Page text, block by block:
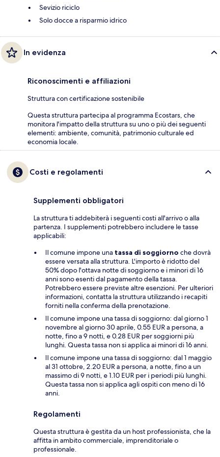
Sevizio riciclo
Solo docce a risparmio idrico
In evidenza
Riconoscimenti e affiliazioni
Struttura con certificazione sostenibile
Questa struttura partecipa al programma Ecostars, che
monitora l'impatto della struttura su uno o più dei seguenti
elementi: ambiente, comunità, patrimonio culturale ed
economia locale.
Costi e regolamenti
Supplementi obbligatori
La struttura ti addebiterà i seguenti costi all'arrivo o alla
partenza. I supplementi potrebbero includere le tasse
applicabili:
Il comune impone una tassa di soggiorno che dovrà
essere versata alla struttura. L'importo è ridotto del
50% dopo l'ottava notte di soggiorno e i minori di 16
anni sono esenti dal pagamento della tassa.
Potrebbero essere previste altre esenzioni. Per ulteriori
informazioni, contatta la struttura utilizzando i recapiti
forniti nella conferma della prenotazione.
Il comune impone una tassa di soggiorno: dal giorno 1
novembre al giorno 30 aprile, 0.55 EUR a persona, a
notte, fino a 9 notti, e 0.28 EUR per soggiorni più
lunghi. Questa tassa non si applica ai minori di 16 anni.
Il comune impone una tassa di soggiorno: dal 1 maggio
al 31 ottobre, 2.20 EUR a persona, a notte, fino a un
massimo di 9 notti, e 1.10 EUR per i periodi più lunghi.
Questa tassa non si applica agli ospiti con meno di 16
anni.
Regolamenti
Questa struttura è gestita da un host professionista, che la
affitta in ambito commerciale, imprenditoriale o
professionale.